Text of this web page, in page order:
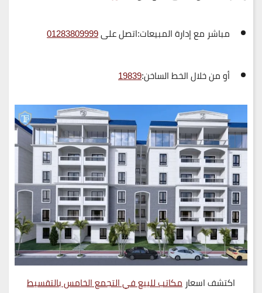
مباشر مع إدارة المبيعات:اتصل على01283809999
أو من خلال الخط الساخن:19839
اكتشف اسعار مكاتب للبيع في التجمع الخامس بالتقسيط